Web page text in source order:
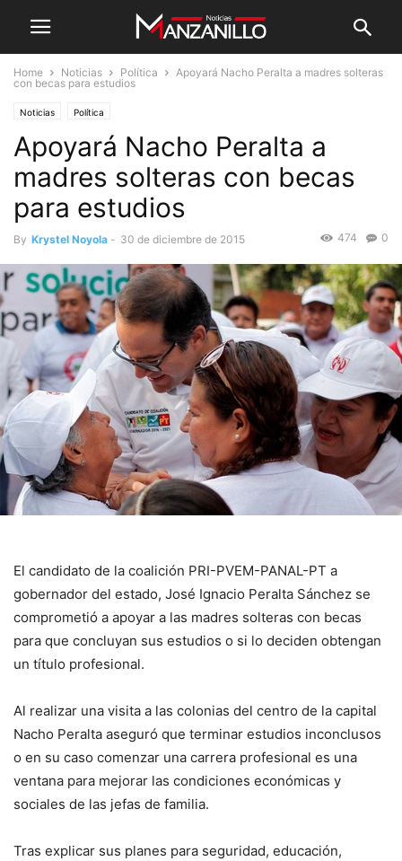
Home Noticias Política
Apoyará Nacho Peralta a madres solteras
con becas para estudios
Noticias Política
Apoyará Nacho Peralta a
madres solteras con becas
para estudios
By Krystel Noyola - 30 de diciembre de 2015 0
474
El candidato de la coalición PRI-PVEM-PANAL-PT a
gobernador del estado, José Ignacio Peralta Sánchez se
comprometió a apoyar a las madres solteras con becas
para que concluyan sus estudios o si lo deciden obtengan
un título profesional.
Al realizar una visita a las colonias del centro de la capital
Nacho Peralta aseguró que terminar estudios inconclusos
o en su caso comenzar una carrera profesional es una
ventana para mejorar las condiciones económicas y
sociales de las jefas de familia.
Tras explicar sus planes para seguridad, educación,